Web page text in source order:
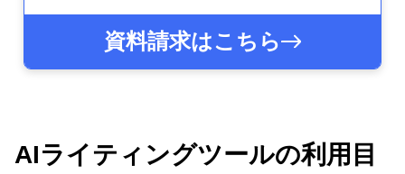
資料請求はこちら
AIライティングツールの利用目